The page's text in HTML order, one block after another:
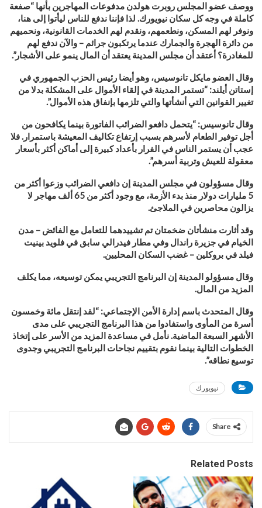
ووصف عضو المجلس روبرت هولدن مدفوعات المهاجرين بأنها “صفعة
كاملة في وجه كل سكان نيويورك. لذا فإننا ندفع للناس ليأتوا إلى هنا،
ونوفر لهم المسكن، ونطعمهم، ونقدم لهم الخدمات القانونية، ونحميهم
من دائرة الهجرة والجمارك عندما يرتكبون جرائم – والآن ندفع لهم
للمغادرة؟ أعتقد أن مجلس المدينة يعتقد أن المال ينمو على الأشجار”.
وقال العضو مايكل تانوسيس، وهو أيضا رئيس الحزب الجمهوري في
إستاتن أيلند: “تستمر المدينة في إلقاء الأموال على المشكلة بدلا من
تغيير القوانين التي أنشأتها والتي تلزمها بإنفاق هذه الأموال”.
وقال تانوسيس: “يتحمل دافعو الضرائب الفاتورة بينما يكافحون من
أجل توفير الطعام لأسرهم بسبب إرتفاع تكاليف المعيشة باستمرار. فلا
عجب أن يستمر الناس في الفرار بأعداد كبيرة إلى أماكن أكثر بأسعار
معقولة للعيش وتربية أسرهم”.
وقال مسؤولون في مجلس المدينة إن دافعي الضرائب وزعوا أكثر من
5 مليارات دولار منذ بدء الأزمة، مع وجود أكثر من 65 ألف مهاجر لا
يزالون محاصرين في الملاجئ.
وقد أثارت منشأتان ضخمتان تم تشييدهما للتعامل مع الفائض – مدن
الخيام في جزيرة راندال وفي مطار فيدرالي سابق في فلويد بينيت
فيلد في بروكلين – غضب السكان المحليين.
وقال مسؤولو المدينة إن البرنامج التجريبي يمكن توسيعه، مما يكلف
المزيد من المال.
وقال المتحدث باسم إدارة الأمن الإجتماعي: “لقد إنتقل مائة وخمسون
أسرة من المأوى واستفادوا من هذا البرنامج التجريبي على مدى
الأشهر السبعة الماضية. نأمل في مساعدة المزيد من الأسر على إتخاذ
الخطوات التالية بينما نقوم بتقييم نجاحات البرنامج التجريبي وجدوى
توسيع نطاقه”.
نيويورك
Share
Related Posts